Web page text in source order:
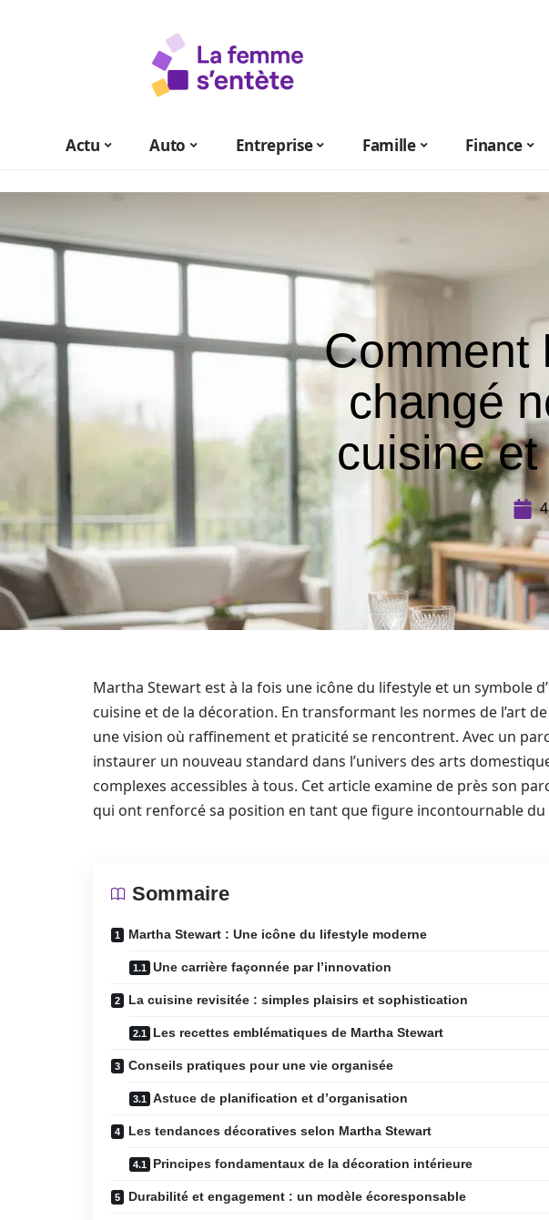
Actu Auto Entreprise Famille Finance
Comment
changé
cuisine
Martha Stewart est à la fois une icône du lifestyle et un symbole
cuisine et de la décoration. En transformant les normes de l’art
une vision où raffinement et praticité se rencontrent. Avec un
instaurer un nouveau standard dans l’univers des arts
complexes accessibles à tous. Cet article examine de près son
qui ont renforcé sa position en tant que figure incontournable du
Sommaire
Martha Stewart : Une icône du lifestyle moderne
Une carrière façonnée par l’innovation
La cuisine revisitée : simples plaisirs et sophistication
Les recettes emblématiques de Martha Stewart
Conseils pratiques pour une vie organisée
Astuce de planification et d’organisation
Les tendances décoratives selon Martha Stewart
Principes fondamentaux de la décoration intérieure
Durabilité et engagement : un modèle écoresponsable